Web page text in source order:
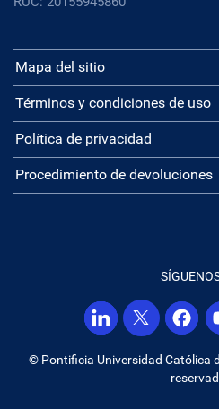
Mapa del sitio
Términos y condiciones de uso
Política de privacidad
Procedimiento de devoluciones
© Pontificia Universidad Católica